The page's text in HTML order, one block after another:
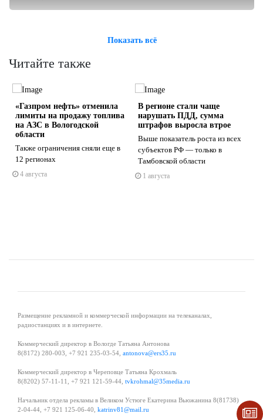
Показать всё
Читайте также
«Газпром нефть» отменила
лимиты на продажу топлива
на АЗС в Вологодской
области
Также ограничения сняли еще в
12 регионах
4 августа
В регионе стали чаще
нарушать ПДД, сумма
штрафов выросла втрое
Выше показатель роста из всех
субъектов РФ — только в
Тамбовской области
1 августа
Размещение рекламной и коммерческой информации на телеканалах,
радиостанциях и в интернете.
Коммерческий директор в Вологде Татьяна Антонова
8(8172) 280-003, +7 921 235-03-54, antonova@ers35.ru
Коммерческий директор в Череповце Татьяна Крохмаль
8(8202) 57-11-11, +7 921 121-59-44, tvkrohmal@35media.ru
Начальник отдела рекламы в Великом Устюге Екатерина Вьюжанина 8(81738)
2-04-44, +7 921 125-06-40, katrinv81@mail.ru